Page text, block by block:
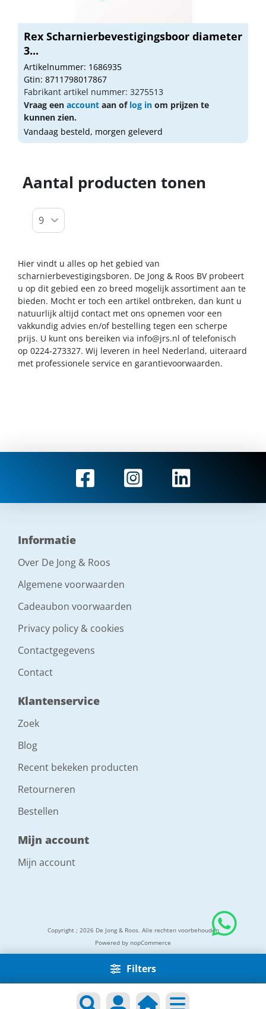
Filters
Rex Scharnierbevestigingsboor diameter
3...
Artikelnummer: 1686935
Gtin: 8711798017867
Fabrikant artikel nummer: 3275513
Vraag een account aan of log in om prijzen te
kunnen zien.
Vandaag besteld, morgen geleverd
Aantal producten tonen
Hier vindt u alles op het gebied van
scharnierbevestigingsboren. De Jong & Roos BV probeert
u op dit gebied een zo breed mogelijk assortiment aan te
bieden. Mocht er toch een artikel ontbreken, dan kunt u
natuurlijk altijd contact met ons opnemen voor een
vakkundig advies en/of bestelling tegen een scherpe
prijs. U kunt ons bereiken via info@jrs.nl of telefonisch
op 0224-273327. Wij leveren in heel Nederland, uiteraard
met professionele service en garantievoorwaarden.
Informatie
Over De Jong & Roos
Algemene voorwaarden
Cadeaubon voorwaarden
Privacy policy & cookies
Contactgegevens
Contact
Klantenservice
Zoek
Blog
Recent bekeken producten
Retourneren
Bestellen
Mijn account
Mijn account
Copyright ; 2026 De Jong & Roos. Alle rechten voorbehouden
Powered by nopCommerce